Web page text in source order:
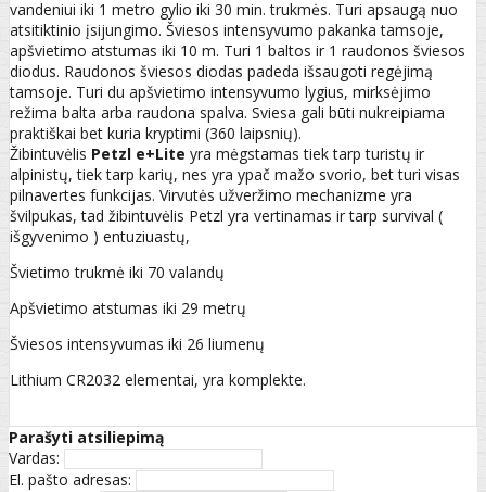
vandeniui iki 1 metro gylio iki 30 min. trukmės. Turi apsaugą nuo
atsitiktinio įsijungimo. Šviesos intensyvumo pakanka tamsoje,
apšvietimo atstumas iki 10 m. Turi 1 baltos ir 1 raudonos šviesos
diodus. Raudonos šviesos diodas padeda išsaugoti regėjimą
tamsoje. Turi du apšvietimo intensyvumo lygius, mirksėjimo
režima balta arba raudona spalva. Sviesa gali būti nukreipiama
praktiškai bet kuria kryptimi (360 laipsnių).
Žibintuvėlis Petzl e+Lite yra mėgstamas tiek tarp turistų ir
alpinistų, tiek tarp karių, nes yra ypač mažo svorio, bet turi visas
pilnavertes funkcijas. Virvutės užveržimo mechanizme yra
švilpukas, tad žibintuvėlis Petzl yra vertinamas ir tarp survival (
išgyvenimo ) entuziuastų,
Švietimo trukmė iki 70 valandų
Apšvietimo atstumas iki 29 metrų
Šviesos intensyvumas iki 26 liumenų
Lithium CR2032 elementai, yra komplekte.
Parašyti atsiliepimą
Vardas:
El. pašto adresas: